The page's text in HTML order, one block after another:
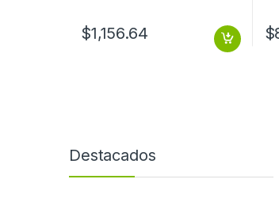
$1,156.64 $
Destacados